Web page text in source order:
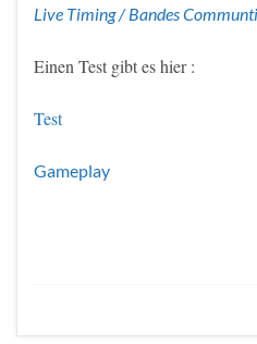
Live Timing / Bandes
Einen Test gibt es hier :
Test
Gameplay